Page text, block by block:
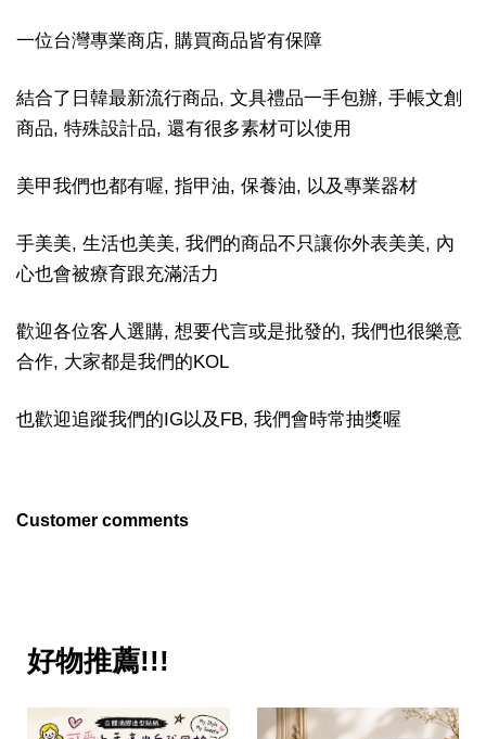
一位台灣專業商店, 購買商品皆有保障
結合了日韓最新流行商品, 文具禮品一手包辦, 手帳文創
商品, 特殊設計品, 還有很多素材可以使用
美甲我們也都有喔, 指甲油, 保養油, 以及專業器材
手美美, 生活也美美, 我們的商品不只讓你外表美美, 內
心也會被療育跟充滿活力
歡迎各位客人選購, 想要代言或是批發的, 我們也很樂意
合作, 大家都是我們的KOL
也歡迎追蹤我們的IG以及FB, 我們會時常抽獎喔
Customer comments
好物推薦!!!